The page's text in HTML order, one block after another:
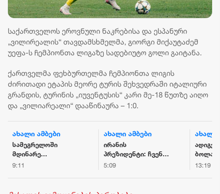
საქართველოს ეროვნული ნაკრებისა და ესპანური
„ვილირეალის“ თავდამსხმელმა, გიორგი მიქაუტაძემ
უეფა-ს ჩემპიონთა ლიგაზე სადებიუტო გოლი გაიტანა.
ქართველმა ფეხბურთელმა ჩემპიონთა ლიგის
ძირითადი ეტაპის მეორე ტურის შეხვედრაში იტალიური
გრანდის, ტურინის „იუვენტუსის“ კარი მე-18 წუთზე აიღო
და „ვილიარეალი“ დააწინაურა – 1:0.
ახალი ამბები
სამეგრელოში
მდინარე
ხობისწყალში
არასრულწლოვნის
9:11
ახალი ამბები
ირანის
პრეზიდენტი: ჩვენ
წინაშე არსებული
შემდეგ ყველაზე
5:09
ახალი
13:19